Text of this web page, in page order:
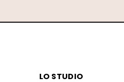
LO STUDIO